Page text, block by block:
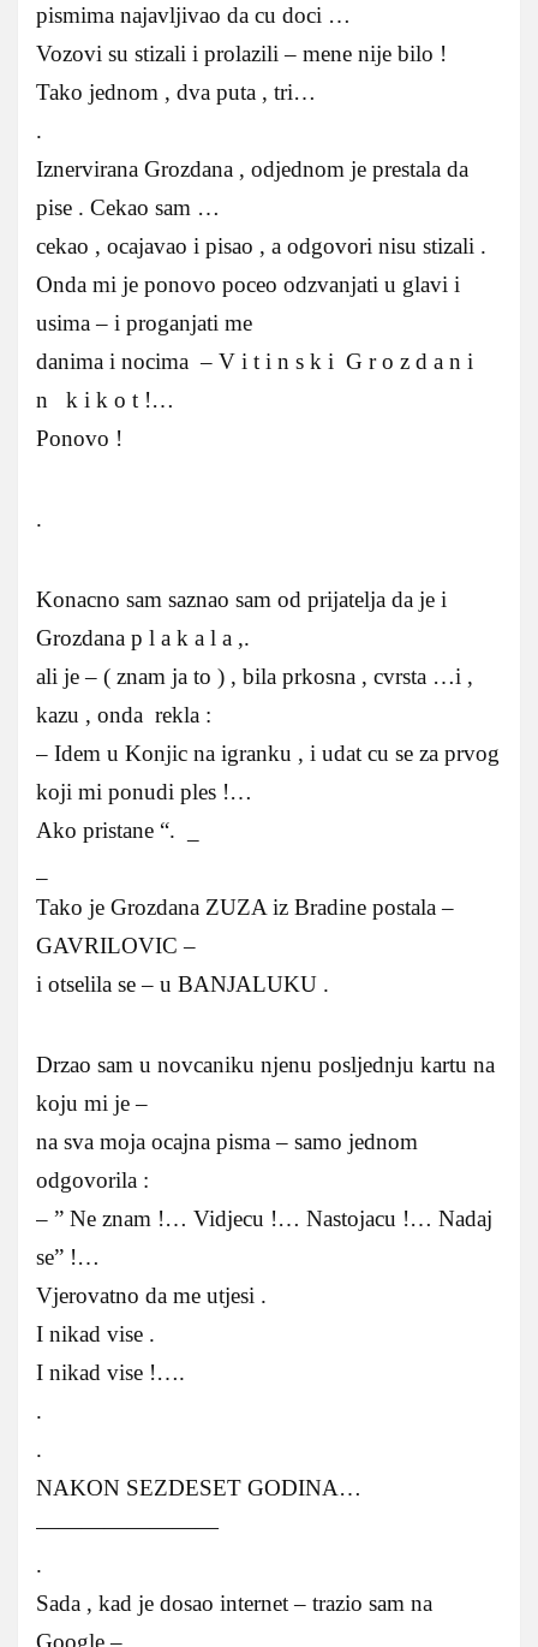
pismima najavljivao da cu doci …
Vozovi su stizali i prolazili – mene nije bilo !
Tako jednom , dva puta , tri…
.
Iznervirana Grozdana , odjednom je prestala da
pise . Cekao sam …
cekao , ocajavao i pisao , a odgovori nisu stizali .
Onda mi je ponovo poceo odzvanjati u glavi i
usima – i proganjati me
danima i nocima – V i t i n s k i G r o z d a n i
n k i k o t !…
Ponovo !
.
Konacno sam saznao sam od prijatelja da je i
Grozdana p l a k a l a ,.
ali je – ( znam ja to ) , bila prkosna , cvrsta …i ,
kazu , onda rekla :
– Idem u Konjic na igranku , i udat cu se za prvog
koji mi ponudi ples !…
Ako pristane “. _
Tako je Grozdana ZUZA iz Bradine postala –
GAVRILOVIC –
i otselila se – u BANJALUKU .
Drzao sam u novcaniku njenu posljednju kartu na
koju mi je –
na sva moja ocajna pisma – samo jednom
odgovorila :
– ” Ne znam !… Vidjecu !… Nastojacu !… Nadaj
se” !…
Vjerovatno da me utjesi .
I nikad vise .
I nikad vise !….
.
.
NAKON SEZDESET GODINA…
————————
.
Sada , kad je dosao internet – trazio sam na